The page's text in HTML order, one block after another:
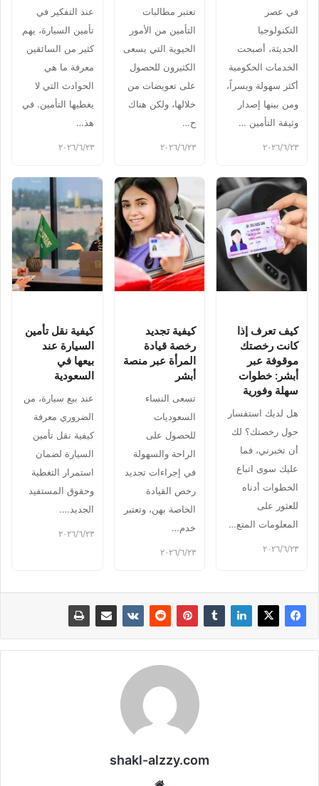
في عصر
التكنولوجيا
الحديثة، أصبحت
الخدمات الحكومية
أكثر سهولة ويسراً،
ومن بينها إصدار
وثيقة التأمين …
٢٣‏/٦‏/٢٠٢٦
تعتبر مطالبات
التأمين من الأمور
الحيوية التي يسعى
الكثيرون للحصول
على تعويضات من
خلالها، ولكن هناك
ح…
٢٣‏/٦‏/٢٠٢٦
عند التفكير في
تأمين السيارة، يهم
كثير من السائقين
معرفة ما هي
الحوادث التي لا
يغطيها التأمين. في
هذ…
٢٣‏/٦‏/٢٠٢٦
كيف تعرف إذا
كانت رخصتك
موقوفة عبر
أبشر: خطوات
سهلة وفورية
هل لديك استفسار
حول رخصتك؟ لك
أن تخبرني، فما
عليك سوى اتباع
الخطوات أدناه
للعثور على
المعلومات المتع…
٢٣‏/٦‏/٢٠٢٦
كيفية تجديد
رخصة قيادة
المرأة عبر منصة
أبشر
تسعى النساء
السعوديات
للحصول على
الراحة والسهولة
في إجراءات تجديد
رخص القيادة
الخاصة بهن، وتعتبر
خدم…
٢٣‏/٦‏/٢٠٢٦
كيفية نقل تأمين
السيارة عند
بيعها في
السعودية
عند بيع سيارة، من
الضروري معرفة
كيفية نقل تأمين
السيارة لضمان
استمرار التغطية
وحقوق المستفيد
الجديد….
٢٣‏/٦‏/٢٠٢٦
shakl-alzzy.com